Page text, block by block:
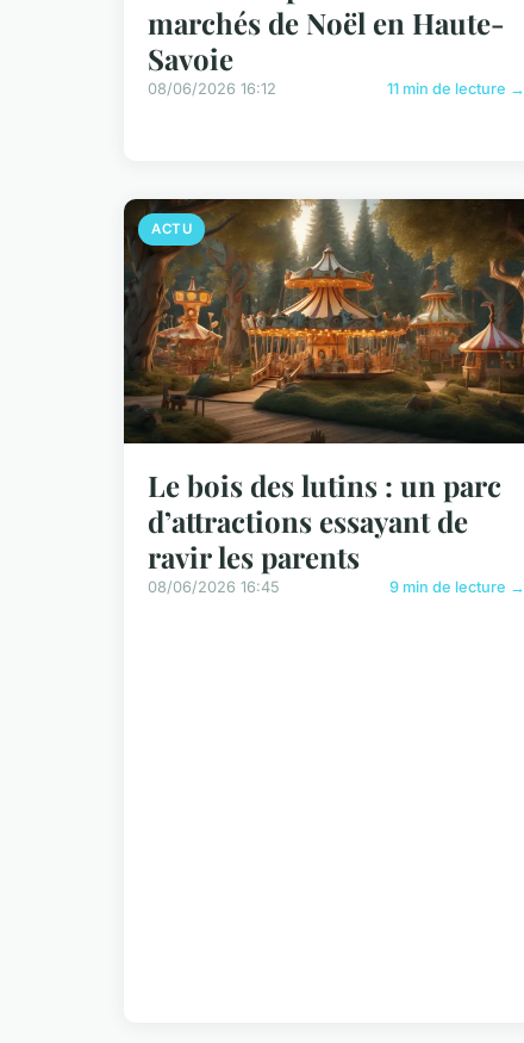
marchés de Noël en Haute-
Savoie
08/06/2026 16:12 11 min de lecture →
ACTU
Le bois des lutins : un parc
d’attractions essayant de
ravir les parents
08/06/2026 16:45 9 min de lecture →